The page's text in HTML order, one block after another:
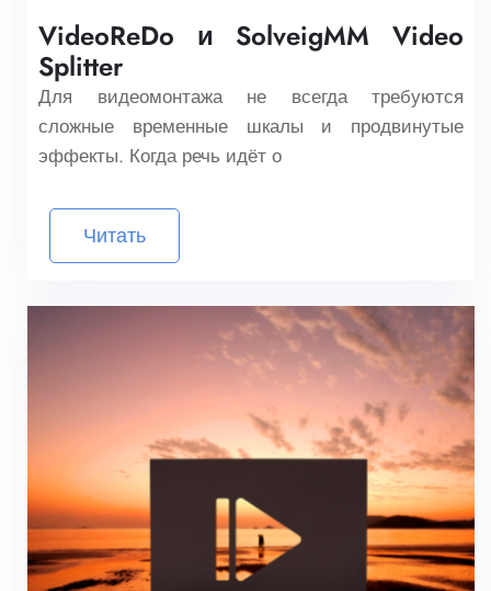
VideoReDo и SolveigMM Video
Splitter
Для видеомонтажа не всегда требуются
сложные временные шкалы и продвинутые
эффекты. Когда речь идёт о
Читать